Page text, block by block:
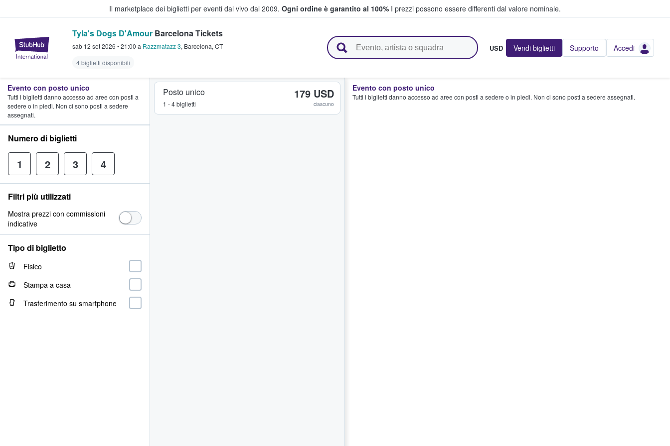
Il marketplace dei biglietti per eventi dal vivo dal 2009. Ogni ordine è garantito al 100% I prezzi possono essere differenti dal valore nominale.
StubHub - Dove i fan comprano e vendono biglietti
Tyla's Dogs D'Amour Barcelona Tickets
sab 12 set 2026 •21:00 a Razzmatazz 3, Barcelona, CT
4 biglietti disponibili
USD Vendi biglietti Supporto Accedi
Posto unico
1 - 4 biglietti
179 USD
ciascuno
Evento con posto unico
Tutti i biglietti danno accesso ad aree con posti a sedere o in piedi. Non ci sono posti a sedere assegnati.
Evento con posto unico
Tutti i biglietti danno accesso ad aree con posti a
sedere o in piedi. Non ci sono posti a sedere
assegnati.
Numero di biglietti
1 2 3 4
Filtri più utilizzati
Mostra prezzi con commissioni
indicative
Tipo di biglietto
Fisico
Stampa a casa
Trasferimento su smartphone